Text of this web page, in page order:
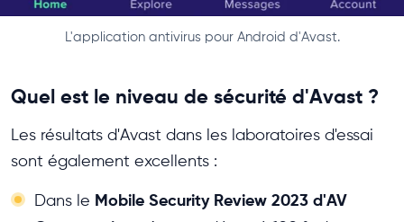
L'application antivirus pour Android d'Avast.
Quel est le niveau de sécurité d'Avast ?
Les résultats d'Avast dans les laboratoires d'essai
sont également excellents :
Dans le Mobile Security Review 2023 d'AV